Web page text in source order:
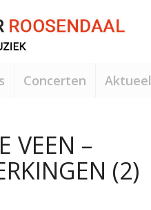
Concerten Aktueel
VEEN –
(2)